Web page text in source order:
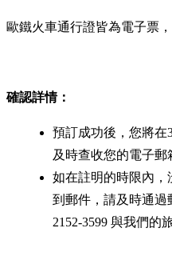
歐鐵火車通行證皆為電子票
確認詳情：
預訂成功後，您將在
及時查收您的電子郵
如在註明的時限內，
到郵件，請及時通過
2152-3599 與我們的